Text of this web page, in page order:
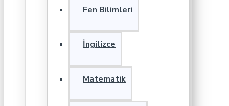
Fen Bilimleri
İngilizce
Matematik